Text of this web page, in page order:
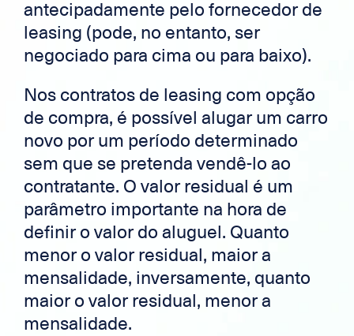
antecipadamente pelo fornecedor de
leasing (pode, no entanto, ser
negociado para cima ou para baixo).
Nos contratos de leasing com opção
de compra, é possível alugar um carro
novo por um período determinado
sem que se pretenda vendê-lo ao
contratante. O valor residual é um
parâmetro importante na hora de
definir o valor do aluguel. Quanto
menor o valor residual, maior a
mensalidade, inversamente, quanto
maior o valor residual, menor a
mensalidade.